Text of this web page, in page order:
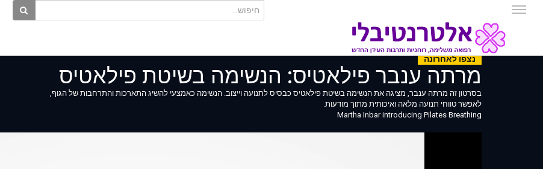
נצפו לאחרונה
מרתה ענבר פילאטיס: הנשימה בשיטת פילאטיס
בסרטון זה מרתה ענבר, מציגה את הנשימה בשיטת פילאטיס כבסיס לתנועה וייצוב. הנשימה כאמצעי להשיג התארכות והתרחבות של הגוף,
לאפשר טווחי תנועה מלאה ואיכותית מתוך מודעות.
Martha Inbar introducing Pilates Breathing